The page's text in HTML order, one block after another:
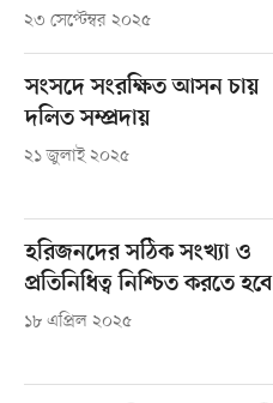
২৩ সেপ্টেম্বর ২০২৫
সংসদে সংরক্ষিত আসন চায়
দলিত সম্প্রদায়
২১ জুলাই ২০২৫
হরিজনদের সঠিক সংখ্যা ও
প্রতিনিধিত্ব নিশ্চিত করতে হবে
১৮ এপ্রিল ২০২৫